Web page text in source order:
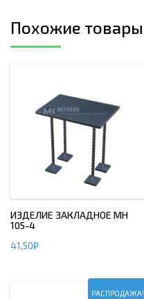
Похожие товары
ИЗДЕЛИЕ ЗАКЛАДНОЕ МН
105-4
41,50₽
РАСПРОДАЖА!